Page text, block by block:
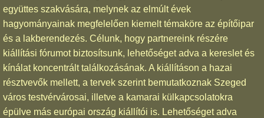
együttes szakvására, melynek az elmúlt évek
hagyományainak megfelelően kiemelt témaköre az építőipar
és a lakberendezés. Célunk, hogy partnereink részére
kiállítási fórumot biztosítsunk, lehetőséget adva a kereslet és
kínálat koncentrált találkozásának. A kiállításon a hazai
résztvevők mellett, a tervek szerint bemutatkoznak Szeged
város testvérvárosai, illetve a kamarai külkapcsolatokra
épülve más európai ország kiállítói is. Lehetőséget adva